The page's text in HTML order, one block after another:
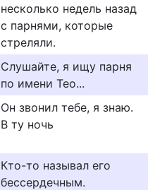
несколько недель назад
с парнями, которые
стреляли.
Слушайте, я ищу парня
по имени Тео...
Он звонил тебе, я знаю.
В ту ночь
Кто-то называл его
бессердечным.